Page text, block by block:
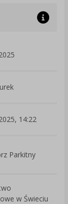
14:22
Parkitny
w Świeciu